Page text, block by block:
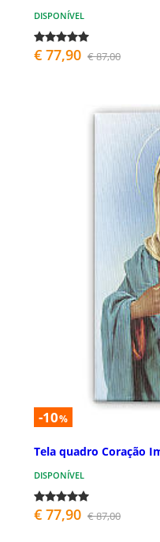
DISPONÍVEL
€ 77,90 € 87,00
-10%
Tela quadro Coração
DISPONÍVEL
€ 77,90 € 87,00